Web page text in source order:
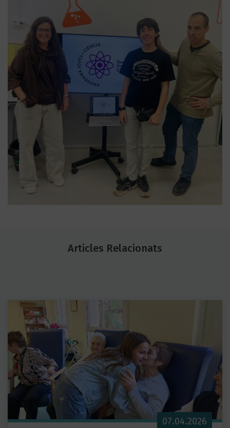
Articles Relacionats
07.04.2026